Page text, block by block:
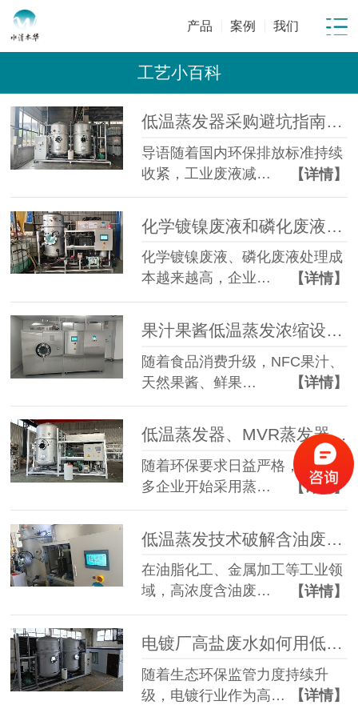
产品 案例 我们
工艺小百科
低温蒸发器采购避坑指南：工业废水蒸发设备选型10大坑
导语随着国内环保排放标准持续
收紧，工业废液减…
【详情】
化学镀镍废液、磷化废液处理成
本越来越高，企业…
【详情】
果汁果酱低温蒸发浓缩设备选型指南：六大核心因素全面解析
随着食品消费升级，NFC果汁、
天然果酱、鲜果…
【详情】
低温蒸发器、MVR蒸发器、三效蒸发器这么多蒸发器，到底该如何选择？
随着环保要求日益严格，越来越
多企业开始采用蒸…
【详情】
在油脂化工、金属加工等工业领
域，高浓度含油废…
【详情】
电镀厂高盐废水如何用低温蒸发器实现零排放？完整工艺解析
随着生态环保监管力度持续升
级，电镀行业作为高…
【详情】